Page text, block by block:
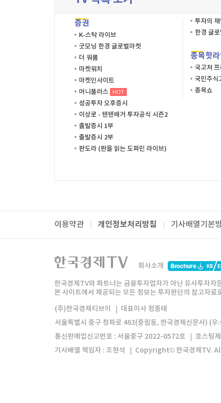
증권
K-스탁 라이브
굿모닝 한경 글로벌마켓
더 워룸
마켓워치
마켓인사이트
머니플러스
HOT
성공투자 오후증시
이상로 - 텐텐배거 투자공식 시즌2
출발증시 1부
출발증시 2부
판도라 (판을 읽는 도파민 라이브)
투자의
한경 글
종목핫
국고처
국민주식
종목쇼
이용약관 개인정보처리방침 기사배열기본
패밀리사이트
한국경제TV
한경미디어그룹 한국경제신문 한국경제
모바일앱 한국경제TV앱
회사소개
한국경제TV와 파트너는 금융투자업자가 아닌 유사투자
본 사이트에서 제공되는 모든 정보는 투자판단의 참고자
(주)한국경제티브이
대표이사 정종태
서울특별시 중구 청파로 463(중림동, 한국경제신문사) (
통신판매업신고번호 : 서울중구 2022-0572호
호스팅
기사배열 책임자 : 조현석
Copyright© 한국경제TV.